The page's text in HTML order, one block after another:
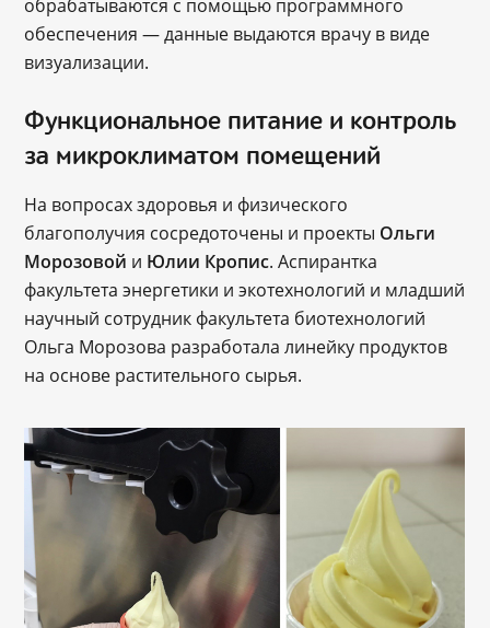
обрабатываются с помощью программного
обеспечения — данные выдаются врачу в виде
визуализации.
Функциональное питание и контроль
за микроклиматом помещений
На вопросах здоровья и физического
благополучия сосредоточены и проекты Ольги
Морозовой и Юлии Кропис. Аспирантка
факультета энергетики и экотехнологий и младший
научный сотрудник факультета биотехнологий
Ольга Морозова разработала линейку продуктов
на основе растительного сырья.